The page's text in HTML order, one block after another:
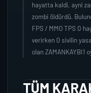
hayatta kaldi, ayni
zombi öldürdü.
FPS / MMO TPS 0
verirken 0 sivilin
olan ZAMANKAYBI1
TÜM